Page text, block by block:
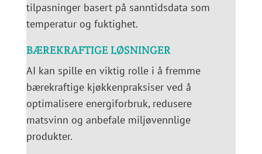
tilpasninger basert på sanntidsdata som
temperatur og fuktighet.
BÆREKRAFTIGE LØSNINGER
AI kan spille en viktig rolle i å fremme
bærekraftige kjøkkenpraksiser ved å
optimalisere energiforbruk, redusere
matsvinn og anbefale miljøvennlige
produkter.